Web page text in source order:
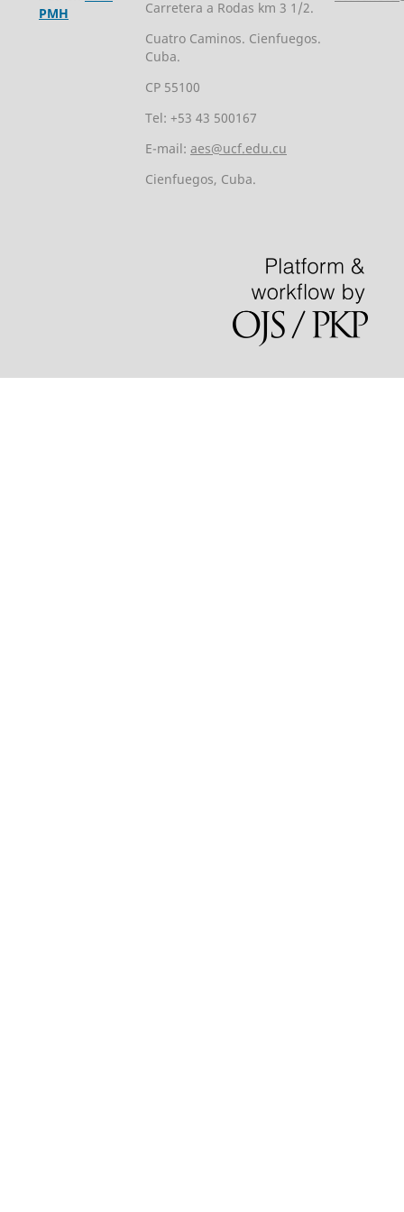
PMH
Carretera a Rodas km 3 1/2.
Cuatro Caminos. Cienfuegos.
Cuba.
CP 55100
Tel: +53 43 500167
E-mail: aes@ucf.edu.cu
Cienfuegos, Cuba.